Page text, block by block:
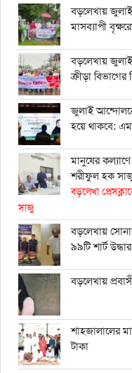
বড়লেখায় জুলাই
মাসব্যাপী
বড়লেখায়
ক্রীড়া
জুলাই
হয়ে থাকবে:
মানুষের
শরীফুল হক
বড়লেখা
সাজু
বড়লেখায়
৯৯টি শার্ট উদ্ধার
বড়লেখায়
শাহ্জালালের
টাকা